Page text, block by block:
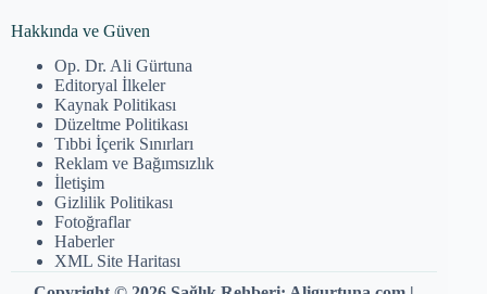
Hakkında ve Güven
Op. Dr. Ali Gürtuna
Editoryal İlkeler
Kaynak Politikası
Düzeltme Politikası
Tıbbi İçerik Sınırları
Reklam ve Bağımsızlık
İletişim
Gizlilik Politikası
Fotoğraflar
Haberler
XML Site Haritası